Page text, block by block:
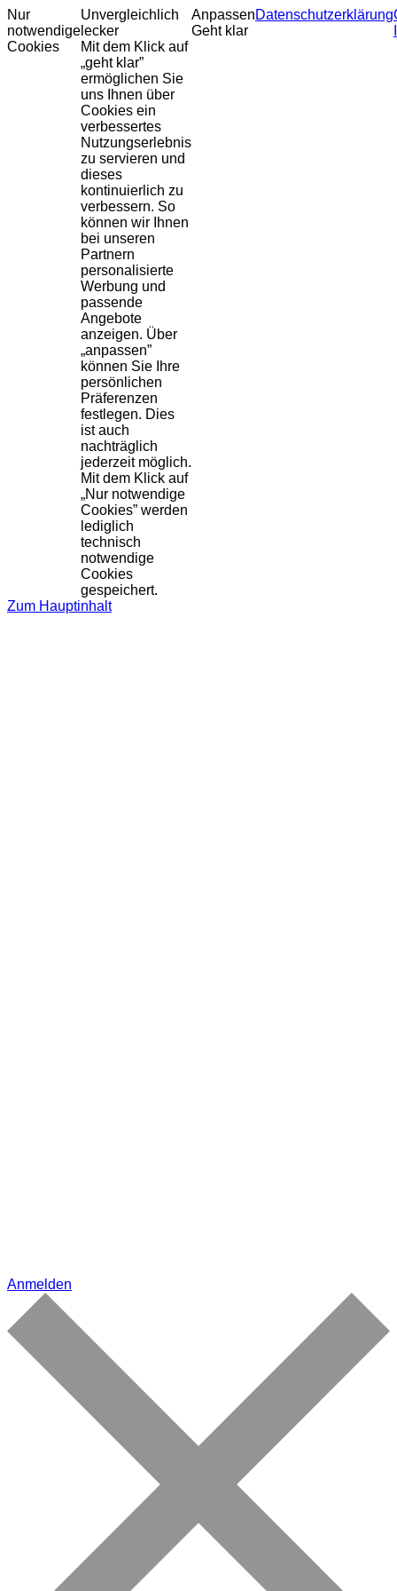
Nur
notwendige
Cookies
Unvergleichlich
lecker
Mit dem Klick auf
„geht klar”
ermöglichen Sie
uns Ihnen über
Cookies ein
verbessertes
Nutzungserlebnis
zu servieren und
dieses
kontinuierlich zu
verbessern. So
können wir Ihnen
bei unseren
Partnern
personalisierte
Werbung und
passende
Angebote
anzeigen. Über
„anpassen”
können Sie Ihre
persönlichen
Präferenzen
festlegen. Dies
ist auch
nachträglich
jederzeit möglich.
Mit dem Klick auf
„Nur notwendige
Cookies” werden
lediglich
technisch
notwendige
Cookies
gespeichert.
Anpassen
Geht klar
Datenschutzerklärung
Zum Hauptinhalt
Anmelden